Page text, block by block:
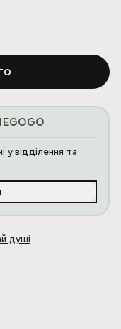
відділення та
душі